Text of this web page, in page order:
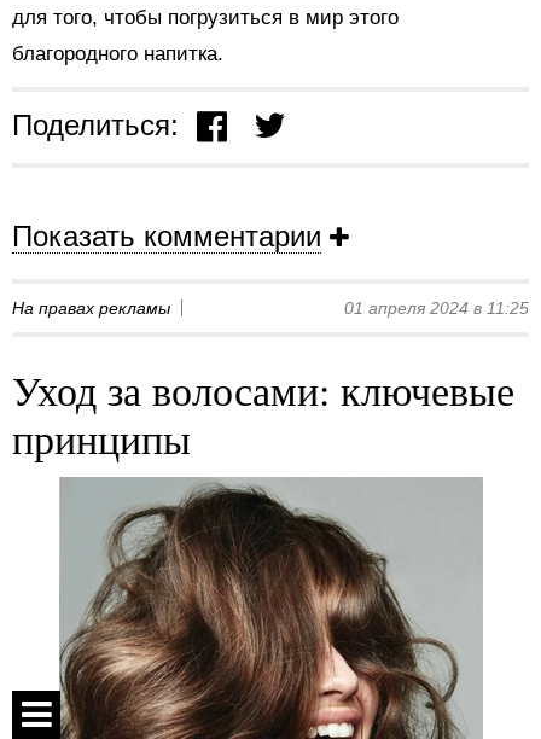
для того, чтобы погрузиться в мир этого
благородного напитка.
Поделиться:
Показать комментарии
На правах рекламы 01 апреля 2024 в 11:25
Уход за волосами: ключевые
принципы